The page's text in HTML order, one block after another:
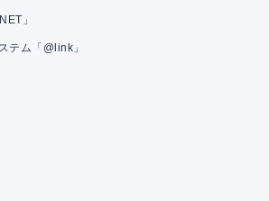
」
テム「@link」